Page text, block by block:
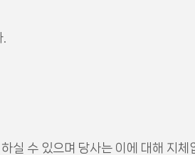
수 있으며 당사는 이에 대해 지체